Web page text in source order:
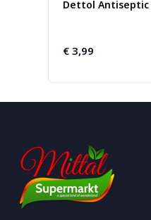
Dettol Antiseptic
€3,99